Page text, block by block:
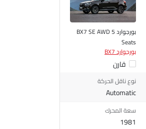
بورجوارد BX7 SE AWD 5
Seats
بورجوارد BX7
قارن
نوع ناقل الحركة
Automatic
سعة المحرك
1981